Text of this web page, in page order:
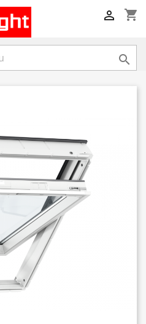
shopping_cart

